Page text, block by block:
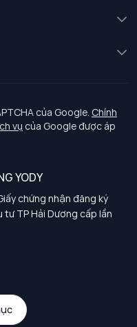
khoẻ nghề nghiệp
của Google. Chính
vụ của Google được áp
YODY
chứng nhận đăng ký
TP Hải Dương cấp lần